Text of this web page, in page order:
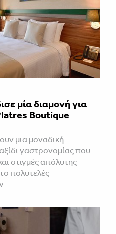
μία διαμονή για
Boutique
μια μοναδική
γαστρονομίας που
στιγμές απόλυτης
πολυτελές